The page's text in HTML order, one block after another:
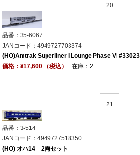
20
品番：35-6067
JANコード：4949727703374
(HO)Amtrak Superliner I Lounge Phase VI #33023
価格：¥17,600 （税込）
在庫：2
21
品番：3-514
JANコード：4949727518350
(HO) オハ14 2両セット